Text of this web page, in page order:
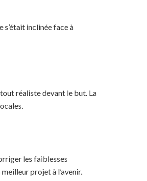
s’était inclinée face à
réaliste devant le but. La
les faiblesses
projet à l’avenir.